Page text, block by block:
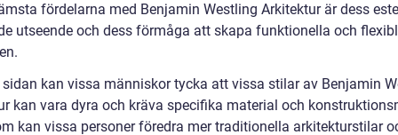
fördelarna med Benjamin Westling Arkitektur är dess
utseende och dess förmåga att skapa funktionella och
sidan kan vissa människor tycka att vissa stilar av Benjamin
kan vara dyra och kräva specifika material och
kan vissa personer föredra mer traditionella arkitekturstilar